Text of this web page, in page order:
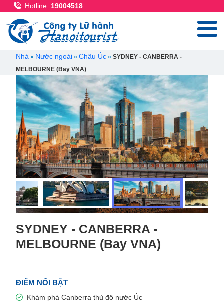
Hotline: 19004518
Breadcrumb
Nhà Nước ngoài Châu Úc
SYDNEY - CANBERRA -
MELBOURNE (Bay VNA)
SYDNEY - CANBERRA -
MELBOURNE (Bay VNA)
ĐIỂM NỔI BẬT
Khám phá Canberra thủ đô nước Úc